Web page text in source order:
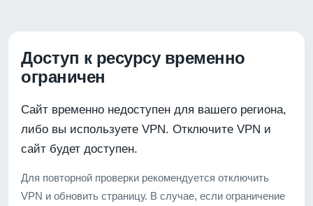
Доступ к ресурсу временно
ограничен
Сайт временно недоступен для вашего региона,
либо вы используете VPN. Отключите VPN и
сайт будет доступен.
Для повторной проверки рекомендуется отключить
VPN и обновить страницу. В случае, если ограничение